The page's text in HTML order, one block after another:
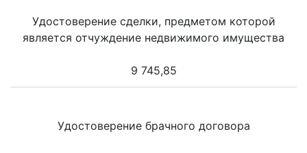
Удостоверение сделки, предметом которой
является отчуждение недвижимого имущества
9 745,85
Удостоверение брачного договора